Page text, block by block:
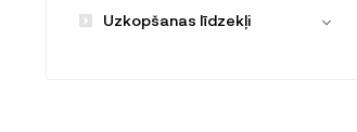
Uzkopšanas līdzekļi